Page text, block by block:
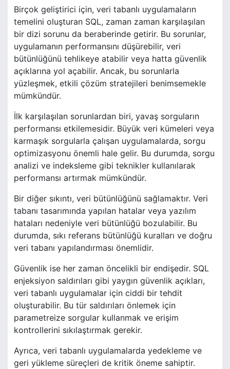
Birçok geliştirici için, veri tabanlı uygulamaların
temelini oluşturan SQL, zaman zaman karşılaşılan
bir dizi sorunu da beraberinde getirir. Bu sorunlar,
uygulamanın performansını düşürebilir, veri
bütünlüğünü tehlikeye atabilir veya hatta güvenlik
açıklarına yol açabilir. Ancak, bu sorunlarla
yüzleşmek, etkili çözüm stratejileri benimsemekle
mümkündür.
İlk karşılaşılan sorunlardan biri, yavaş sorguların
performansı etkilemesidir. Büyük veri kümeleri veya
karmaşık sorgularla çalışan uygulamalarda, sorgu
optimizasyonu önemli hale gelir. Bu durumda, sorgu
analizi ve indeksleme gibi teknikler kullanılarak
performansı artırmak mümkündür.
Bir diğer sıkıntı, veri bütünlüğünü sağlamaktır. Veri
tabanı tasarımında yapılan hatalar veya yazılım
hataları nedeniyle veri bütünlüğü bozulabilir. Bu
durumda, sıkı referans bütünlüğü kuralları ve doğru
veri tabanı yapılandırması önemlidir.
Güvenlik ise her zaman öncelikli bir endişedir. SQL
enjeksiyon saldırıları gibi yaygın güvenlik açıkları,
veri tabanlı uygulamalar için ciddi bir tehdit
oluşturabilir. Bu tür saldırıları önlemek için
parametreize sorgular kullanmak ve erişim
kontrollerini sıkılaştırmak gerekir.
Ayrıca, veri tabanlı uygulamalarda yedekleme ve
geri yükleme süreçleri de kritik öneme sahiptir.